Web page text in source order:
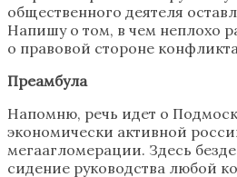
общественного деятеля
Напишу о том, в чем неплохо
о правовой стороне
Преамбула
Напомню, речь идет о
экономически активной
мегаагломерации. Здесь
сидение руководства любой